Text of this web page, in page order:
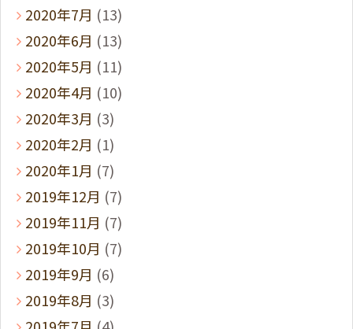
2020年7月 (13)
2020年6月 (13)
2020年5月 (11)
2020年4月 (10)
2020年3月 (3)
2020年2月 (1)
2020年1月 (7)
2019年12月 (7)
2019年11月 (7)
2019年10月 (7)
2019年9月 (6)
2019年8月 (3)